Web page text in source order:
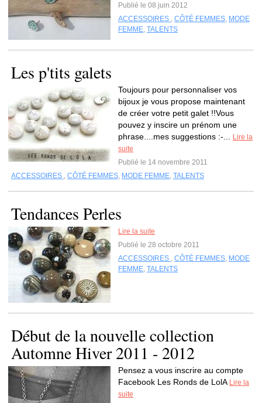
Publié le 08 juin 2012
ACCESSOIRES , CÔTÉ FEMMES, MODE
FEMME, TALENTS
Les p'tits galets
Toujours pour personnaliser vos
bijoux je vous propose maintenant
de créer votre petit galet !!Vous
pouvez y inscire un prénom une
phrase....mes suggestions :-...
Lire la
suite
Publié le 14 novembre 2011
ACCESSOIRES , CÔTÉ FEMMES, MODE FEMME, TALENTS
Tendances Perles
Lire la suite
Publié le 28 octobre 2011
ACCESSOIRES , CÔTÉ FEMMES, MODE
FEMME, TALENTS
Début de la nouvelle collection
Automne Hiver 2011 - 2012
Pensez a vous inscrire au compte
Facebook Les Ronds de LolA Lire la
suite